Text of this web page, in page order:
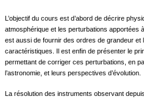
L’objectif du cours est d’abord de décrire
atmosphérique et les perturbations apportées
est aussi de fournir des ordres de grandeur et
caractéristiques. Il est enfin de présenter le
permettant de corriger ces perturbations, en
l’astronomie, et leurs perspectives d’évolution.
La résolution des instruments observant